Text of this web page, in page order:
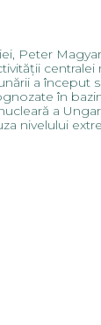
Peter
a început
în
a
nivelului